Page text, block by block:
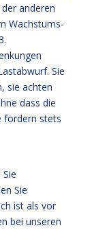
anderen
Wachstums-
Sie
sie achten
dass die
fordern stets
Sie
ist als vor
bei unseren